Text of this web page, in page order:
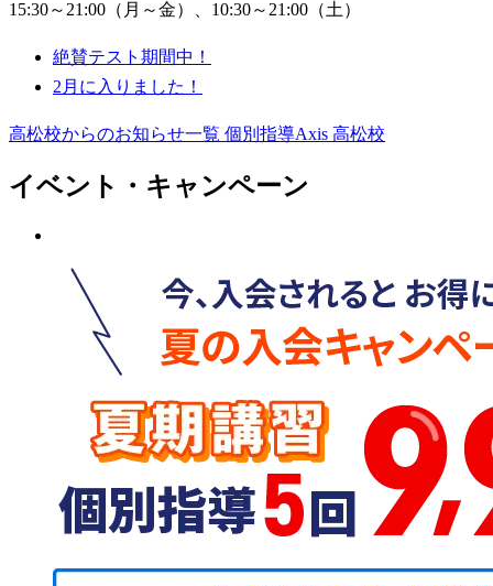
15:30～21:00（月～金）、10:30～21:00（土）
絶賛テスト期間中！
2月に入りました！
高松校からのお知らせ一覧 個別指導Axis 高松校
イベント・キャンペーン